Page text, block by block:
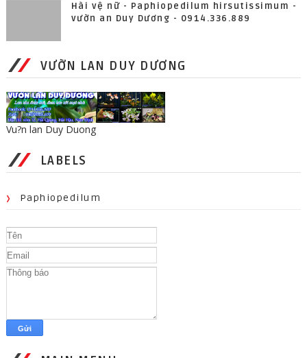
Hài vệ nữ - Paphiopedilum hirsutissimum -
vườn an Duy Dương - 0914.336.889
VƯỜN LAN DUY DƯƠNG
Vu?n lan Duy Duong
LABELS
Paphiopedilum